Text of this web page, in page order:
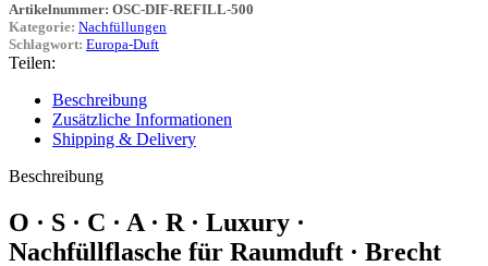
Artikelnummer: OSC-DIF-REFILL-500
Kategorie: Nachfüllungen
Schlagwort: Europa-Duft
Teilen:
Beschreibung
Zusätzliche Informationen
Shipping & Delivery
Beschreibung
O · S · C · A · R · Luxury ·
Nachfüllflasche für Raumduft · Brecht